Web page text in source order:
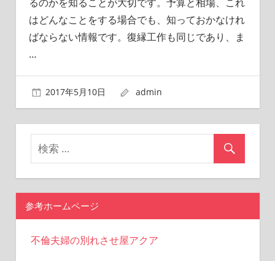
はどんなことをする場合でも、知っておかなけれ
ばならない情報です。復縁工作も同じであり、ま
…
2017年5月10日 admin
参考ホームページ
不倫夫婦の別れさせ屋アクア